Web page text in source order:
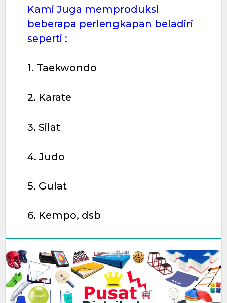
Kami Juga memproduksi
beberapa perlengkapan beladiri
seperti :
1. Taekwondo
2. Karate
3. Silat
4. Judo
5. Gulat
6. Kempo, dsb